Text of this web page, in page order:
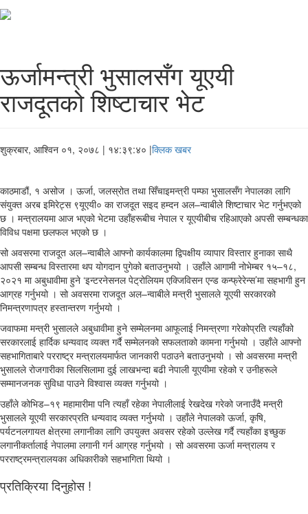
ऊर्जामन्त्री भुसालसँग यूएयी
राजदूतको शिष्टाचार भेट
शुक्रबार, आश्विन ०१, २०७८ | १४:३९:४० |क्लिक खबर
काठमाडौं, १ असोज । ऊर्जा, जलस्रोत तथा सिँचाइमन्त्री पम्फा भुसालसँग नेपालका लागि
संयुक्त अरब इमिरेट्स ९यूएयी० का राजदूत सइद हम्दन अल–न्वाबीले शिष्टाचार भेट गर्नुभएको
छ । मन्त्रालयमा आज भएको भेटमा उहाँहरूबीच नेपाल र यूएयीबीच रहिआएको अपसी सम्बन्धका
विविध पक्षमा छलफल भएको छ ।
सो अवसरमा राजदूत अल–न्वाबीले आफ्नो कार्यकालमा द्विपक्षीय व्यापार विस्तार हुनाका साथै
आपसी सम्बन्ध विस्तारमा थप योगदान पुगेको बताउनुभयो । उहाँले आगामी नोभेम्बर १५–१८,
२०२१ मा अबुधावीमा हुने ‘इन्टरनेसनल पेट्रोलियम एक्जिविसन एन्ड कन्फ्रेरेन्स’मा सहभागी हुन
आग्रह गर्नुभयो । सो अवसरमा राजदूत अल–न्वाबीले मन्त्री भुसालले यूएयी सरकारको
निमन्त्रणापत्र हस्तान्तरण गर्नुभयो ।
जवाफमा मन्त्री भुसालले अबुधावीमा हुने सम्मेलनमा आफूलाई निमन्त्रणा गरेकोप्रति त्यहाँको
सरकारलाई हार्दिक धन्यवाद व्यक्त गर्दै सम्मेलनको सफलताको कामना गर्नुभयो । उहाँले आफ्नो
सहभागिताबारे परराष्ट्र मन्त्रालयमार्फत जानकारी पठाउने बताउनुभयो । सो अवसरमा मन्त्री
भुसालले रोजगारीका सिलसिलामा दुई लाखभन्दा बढी नेपाली यूएयीमा रहेको र उनीहरूले
सम्मानजनक सुविधा पाउने विश्वास व्यक्त गर्नुभयो ।
उहाँले कोभिड–१९ महामारीमा पनि त्यहाँ रहेका नेपालीलाई रेखदेख गरेको जनाउँदै मन्त्री
भुसालले यूएयी सरकारप्रति धन्यवाद व्यक्त गर्नुभयो । उहाँले नेपालको ऊर्जा, कृषि,
पर्यटनलगायत क्षेत्रमा लगानीका लागि उपयुक्त अवसर रहेको उल्लेख गर्दै त्यहाँका इच्छुक
लगानीकर्तालाई नेपालमा लगानी गर्न आग्रह गर्नुभयो । सो अवसरमा ऊर्जा मन्त्रालय र
परराष्ट्रमन्त्रालयका अधिकारीको सहभागिता थियो ।
प्रतिक्रिया दिनुहोस !